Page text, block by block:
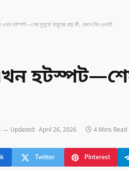
এখন হটস্পট—শেষ মুহূর্তে মানুষের রায় কী, জেনে নিন এখনই
Updated: April 26, 2026 4 Mins Read
Twitter Pinterest